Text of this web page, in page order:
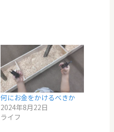
何にお金をかけるべきか
2024年8月22日
ライフ